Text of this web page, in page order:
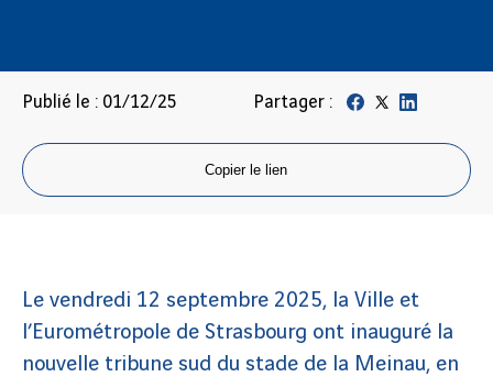
Publié le : 01/12/25 Partager :
Copier le lien
Le vendredi 12 septembre 2025, la Ville et
l’Eurométropole de Strasbourg ont inauguré la
nouvelle tribune sud du stade de la Meinau, en